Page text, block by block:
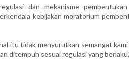
dan mekanisme
kebijakan moratorium
itu tidak menyurutkan semangat
ditempuh sesuai regulasi yang